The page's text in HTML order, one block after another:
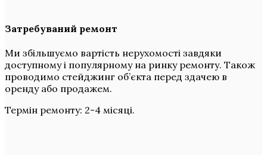
Затребуваний ремонт
Ми збільшуємо вартість нерухомості завдяки
доступному і популярному на ринку ремонту. Також
проводимо стейджинг об’єкта перед здачею в
оренду або продажем.
Термін ремонту: 2-4 місяці.